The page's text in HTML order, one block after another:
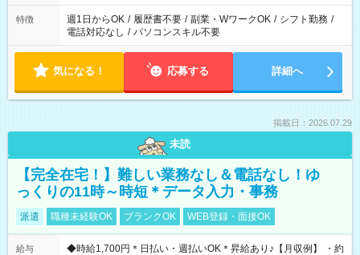
特徴 週1日からOK / 履歴書不要 / 副業・WワークOK / シフト勤務 /
電話対応なし / パソコンスキル不要
気になる！ 応募する 詳細へ
掲載日：2026.07.29
未読
【完全在宅！】難しい業務なし＆電話なし！ゆ
っくりの11時～時短＊データ入力・事務
派遣 職種未経験OK ブランクOK WEB登録・面接OK
給与
◆時給1,700円＊日払い・週払いOK＊昇給あり♪【月収例】 ・約